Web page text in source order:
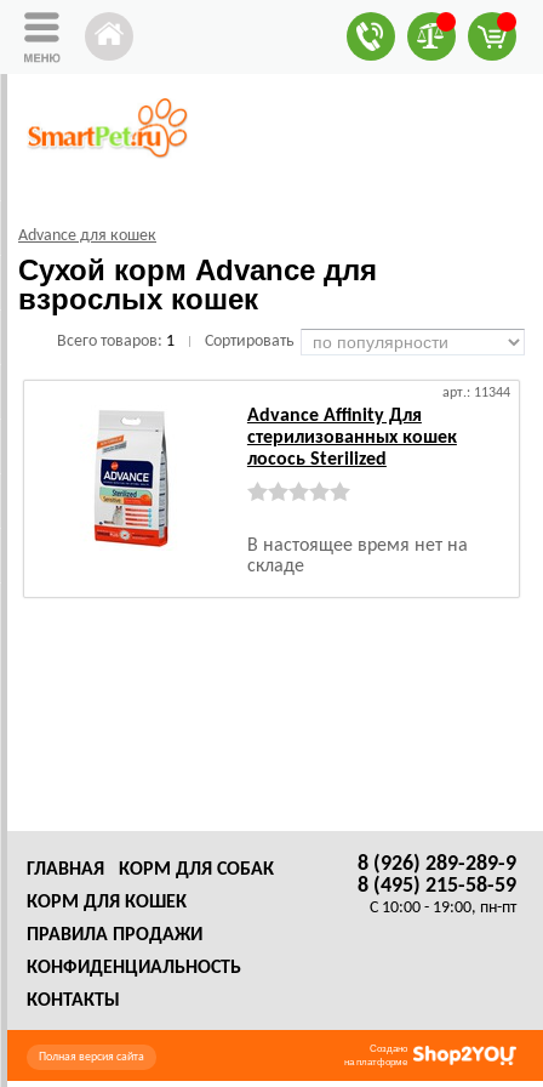
Advance для кошек
Сухой корм Advance для
взрослых кошек
Всего товаров: 1 Сортировать
арт.: 11344
Advance Affinity Для
стерилизованных кошек
лосось Sterilized
В настоящее время нет на
складе
8 (926) 289-289-9
8 (495) 215-58-59
C 10:00 - 19:00, пн-пт
ГЛАВНАЯ
КОРМ ДЛЯ СОБАК
КОРМ ДЛЯ КОШЕК
ПРАВИЛА ПРОДАЖИ
КОНФИДЕНЦИАЛЬНОСТЬ
КОНТАКТЫ
Создано
на платформе
Полная версия сайта